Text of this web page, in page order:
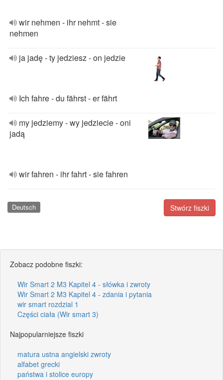
wir nehmen - ihr nehmt - sie
nehmen
ja jadę - ty jedziesz - on jedzie
Ich fahre - du fährst - er fährt
my jedziemy - wy jedziecie - oni
jadą
wir fahren - ihr fahrt - sie fahren
Stwórz fiszki
Deutsch
Zobacz podobne fiszki:
Wir Smart 2 M3 Kapitel 4 - słówka i zwroty
Wir Smart 2 M3 Kapitel 4 - zdania i pytania
wir smart rozdzial 1
Części ciała (Wir smart 3)
Najpopularniejsze fiszki
matura ustna angielski zwroty
alfabet grecki
państwa i stolice europy